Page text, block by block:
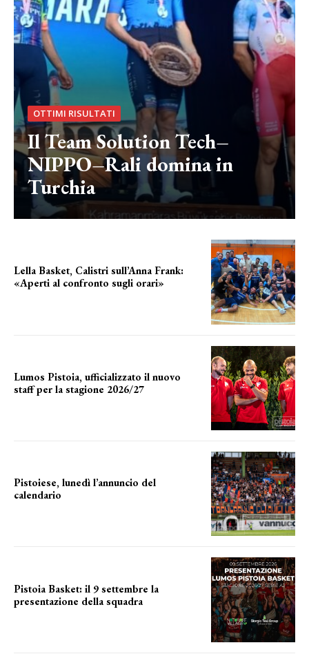
OTTIMI RISULTATI
Il Team Solution Tech–
NIPPO–Rali domina in
Turchia
Lella Basket, Calistri sull’Anna Frank:
«Aperti al confronto sugli orari»
Lumos Pistoia, ufficializzato il nuovo
staff per la stagione 2026/27
Pistoiese, lunedì l’annuncio del
calendario
Pistoia Basket: il 9 settembre la
presentazione della squadra